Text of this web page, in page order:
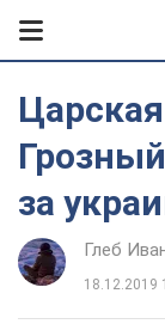
за
Глеб
18.12.2019